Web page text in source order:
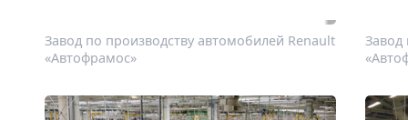
Завод по производству автомобилей Renault
«Автофрамос»
Завод